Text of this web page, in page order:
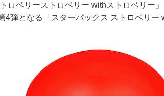
ロベリーストロベリー withストロベリー
4弾となる「スターバックス ストロベリー